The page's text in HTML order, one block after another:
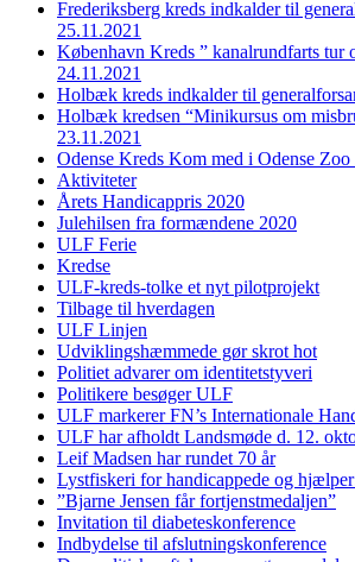
Frederiksberg kreds indkalder til
25.11.2021
København Kreds ” kanalrundfarts tur
24.11.2021
Holbæk kreds indkalder til
Holbæk kredsen “Minikursus om
23.11.2021
Odense Kreds Kom med i Odense Zoo
Aktiviteter
Årets Handicappris 2020
Julehilsen fra formændene 2020
ULF Ferie
Kredse
ULF-kreds-tolke et nyt pilotprojekt
Tilbage til hverdagen
ULF Linjen
Udviklingshæmmede gør skrot hot
Politiet advarer om identitetstyveri
Politikere besøger ULF
ULF markerer FN’s Internationale
ULF har afholdt Landsmøde d. 12.
Leif Madsen har rundet 70 år
Lystfiskeri for handicappede og
”Bjarne Jensen får fortjenstmedaljen”
Invitation til diabeteskonference
Indbydelse til afslutningskonference